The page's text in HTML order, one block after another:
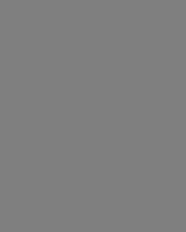
apprécier le fruité et la
de chaleureux arômes de
sont développés au fil des années